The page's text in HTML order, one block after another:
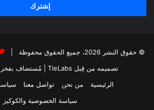
© حقوق النشر 2026، جميع الحقوق محفوظة |
تصميمه من قِبل TieLabs
| مُستضاف بفخر
الرئيسية
من نحن تواصل معنا
سياسة الخصوصية والكوكيز